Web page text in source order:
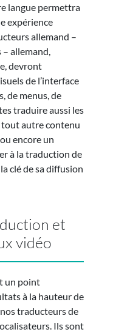
langue permettra
expérience
allemand –
allemand,
devront
de l’interface
de menus, de
traduire aussi les
autre contenu
encore un
à la traduction de
clé de sa diffusion
et
vidéo
un point
à la hauteur de
traducteurs de
Ils sont